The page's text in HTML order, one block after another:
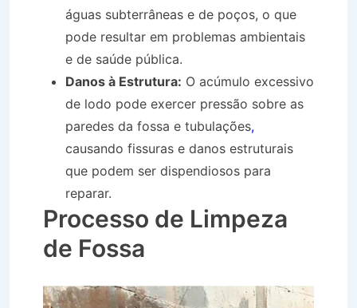
águas subterrâneas e de poços, o que
pode resultar em problemas ambientais
e de saúde pública.
Danos à Estrutura: O acúmulo excessivo
de lodo pode exercer pressão sobre as
paredes da fossa e tubulações,
causando fissuras e danos estruturais
que podem ser dispendiosos para
reparar.
Processo de Limpeza
de Fossa